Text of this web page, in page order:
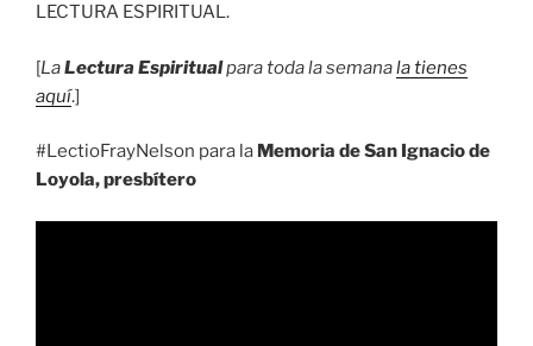
LECTURA ESPIRITUAL.
[LaLectura Espiritualpara toda la semanala tienes
aquí.]
#LectioFrayNelson para la Memoria de San Ignacio de
Loyola, presbítero